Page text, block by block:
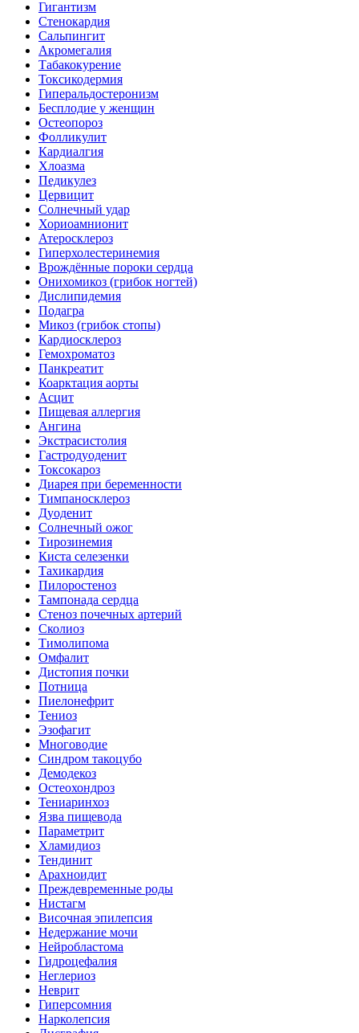
Гигантизм
Стенокардия
Сальпингит
Акромегалия
Табакокурение
Токсикодермия
Гиперальдостеронизм
Бесплодие у женщин
Остеопороз
Фолликулит
Кардиалгия
Хлоазма
Педикулез
Цервицит
Солнечный удар
Хориоамнионит
Атеросклероз
Гиперхолестеринемия
Врождённые пороки сердца
Онихомикоз (грибок ногтей)
Дислипидемия
Подагра
Микоз (грибок стопы)
Кардиосклероз
Гемохроматоз
Панкреатит
Коарктация аорты
Асцит
Пищевая аллергия
Ангина
Экстрасистолия
Гастродуоденит
Токсокароз
Диарея при беременности
Тимпаносклероз
Дуоденит
Солнечный ожог
Тирозинемия
Киста селезенки
Тахикардия
Пилоростеноз
Тампонада сердца
Стеноз почечных артерий
Сколиоз
Тимолипома
Омфалит
Дистопия почки
Потница
Пиелонефрит
Тениоз
Эзофагит
Многоводие
Синдром такоцубо
Демодекоз
Остеохондроз
Тениаринхоз
Язва пищевода
Параметрит
Хламидиоз
Тендинит
Арахноидит
Преждевременные роды
Нистагм
Височная эпилепсия
Недержание мочи
Нейробластома
Гидроцефалия
Неглериоз
Неврит
Гиперсомния
Нарколепсия